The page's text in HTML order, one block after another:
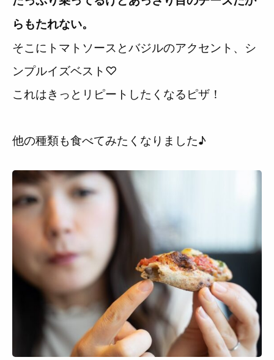
らもたれない。
そこにトマトソースとバジルのアクセント、シ
ンプルイズベスト♡
これはきっとリピートしたくなるピザ！
他の種類も食べてみたくなりました♪